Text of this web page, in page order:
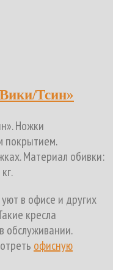
Тсин»
Ножки
покрытием.
Материал обивки:
в офисе и других
кресла
обслуживании.
офисную